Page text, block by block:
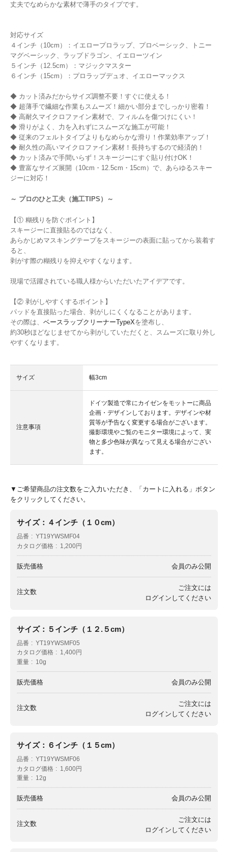
丈夫でなめらかな素材で薄手のタイプです。
対応サイズ
４インチ（10cm）：イエロープロラップ、プロベーシック、トニー
マグベーシック、ラップドラゴン、イエローツイン
５インチ（12.5cm）：マジックマスター
６インチ（15cm）：プロラップデュオ、イエローマックス
◆ カット済みだからサイズ調整不要！すぐに使える！
◆ 超薄手で繊細な作業もスムーズ！細かい部分までしっかり密着！
◆ 高耐久マイクロファイン素材で、フィルムを傷つけにくい！
◆ 滑りがよく、力を入れずにスムーズな施工が可能！
◆ 従来のフェルトタイプよりもなめらかな滑り！作業効率アップ！
◆ 耐久性の高いマイクロファイン素材！長持ちするので経済的！
◆ カット済みで手間いらず！スキージーにすぐ貼り付けOK！
◆ 豊富なサイズ展開（10cm・12.5cm・15cm）で、あらゆるスキー
ジーに対応！
～ プロのひと工夫（施工TIPS）～
【① 糊残りを防ぐポイント】
スキージーに直接貼るのではなく、
あらかじめマスキングテープをスキージーの表面に貼ってから装着す
ると、
剥がす際の糊残りを抑えやすくなります。
現場で活躍されている職人様からいただいたアイデアです。
【② 剥がしやすくするポイント】
パッドを直接貼った場合、剥がしにくくなることがあります。
その際は、 ベースラップクリーナーTypeXを塗布し、
約30秒ほどなじませてから剥がしていただくと、スムーズに取り外し
やすくなります。
サイズ 幅3cm
注意事項
ドイツ製造で常にカイゼンをモットーに商品
企画・デザインしております。デザインや材
質等が予告なく変更する場合がございます。
撮影環境やご覧のモニター環境によって、実
物と多少色味が異なって見える場合がござい
ます。
▼ご希望商品の注文数をご入力いただき、「カートに入れる」ボタン
をクリックしてください。
サイズ：４インチ（１０cm）
品番
YT19YWSMF04
カタログ価格
1,200円
販売価格 会員のみ公開
注文数
ご注文には
ログイン してください
サイズ：５インチ（１２.５cm）
品番
YT19YWSMF05
カタログ価格
1,400円
重量
10g
販売価格 会員のみ公開
注文数
ご注文には
ログイン してください
サイズ：６インチ（１５cm）
品番
YT19YWSMF06
カタログ価格
1,600円
重量
12g
販売価格 会員のみ公開
注文数
ご注文には
ログイン してください